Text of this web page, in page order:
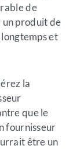
de
un produit de
et
la
que le
fournisseur
être un